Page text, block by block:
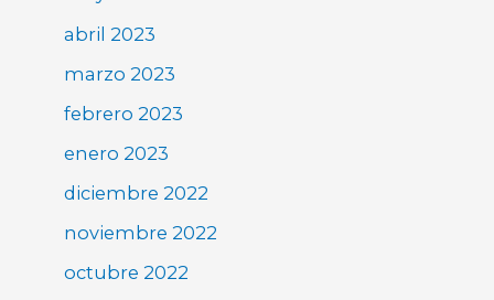
abril 2023
marzo 2023
febrero 2023
enero 2023
diciembre 2022
noviembre 2022
octubre 2022